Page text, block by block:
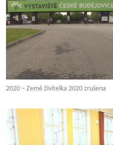
2020 – Země živitelka 2020 zrušena